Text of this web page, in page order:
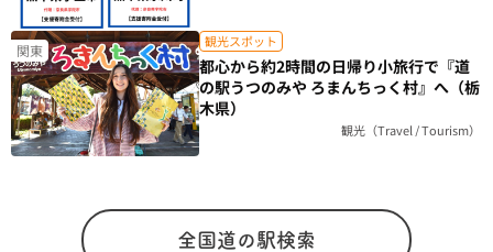
関東 観光スポット
都心から約2時間の日帰り小旅行で『道
の駅うつのみや ろまんちっく村』へ（栃
木県）
観光（Travel / Tourism）
全国道の駅検索